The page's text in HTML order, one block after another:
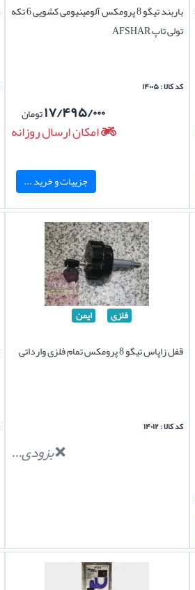
باربند تیگو 8 پرومکس آلومینیومی کشویی 6 تکه
تولی تاپ AFSHAR
کد کالا : ۱۴۰۰۵
۱۷/۴۹۵/۰۰۰تومان
امکان ارسال روزانه
جزییات و خرید ...
فلزی ایمن
قفل زاپاس تیگو 8 پرومکس تمام فلزی وارداتی
کد کالا : ۱۴۰۱۲
بزودی...